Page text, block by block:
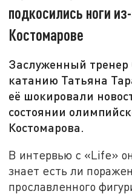
подкосились ноги
Костомарове
Заслуженный
катанию Татьяна
её шокировали
состоянии
Костомарова.
В интервью с «Life»
знает есть ли
прославленного